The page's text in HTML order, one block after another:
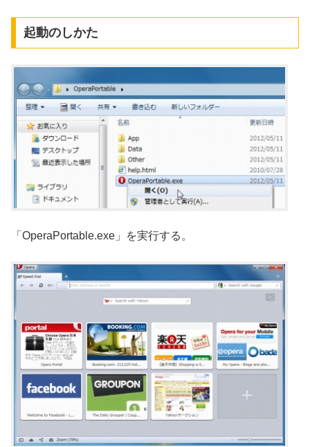
起動のしかた
「OperaPortable.exe」を実行する。